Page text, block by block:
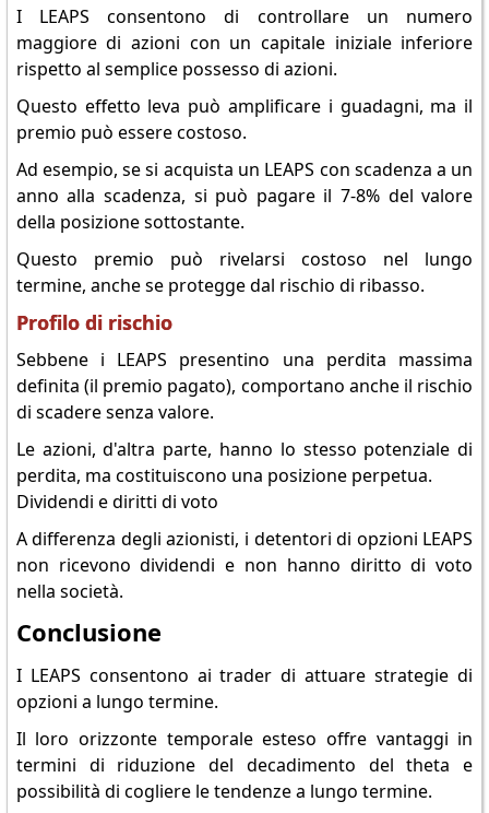
I LEAPS consentono di controllare un numero
maggiore di azioni con un capitale iniziale inferiore
rispetto al semplice possesso di azioni.
Questo effetto leva può amplificare i guadagni, ma il
premio può essere costoso.
Ad esempio, se si acquista un LEAPS con scadenza a un
anno alla scadenza, si può pagare il 7-8% del valore
della posizione sottostante.
Questo premio può rivelarsi costoso nel lungo
termine, anche se protegge dal rischio di ribasso.
Profilo di rischio
Sebbene i LEAPS presentino una perdita massima
definita (il premio pagato), comportano anche il rischio
di scadere senza valore.
Le azioni, d'altra parte, hanno lo stesso potenziale di
perdita, ma costituiscono una posizione perpetua.
Dividendi e diritti di voto
A differenza degli azionisti, i detentori di opzioni LEAPS
non ricevono dividendi e non hanno diritto di voto
nella società.
Conclusione
I LEAPS consentono ai trader di attuare strategie di
opzioni a lungo termine.
Il loro orizzonte temporale esteso offre vantaggi in
termini di riduzione del decadimento del theta e
possibilità di cogliere le tendenze a lungo termine.